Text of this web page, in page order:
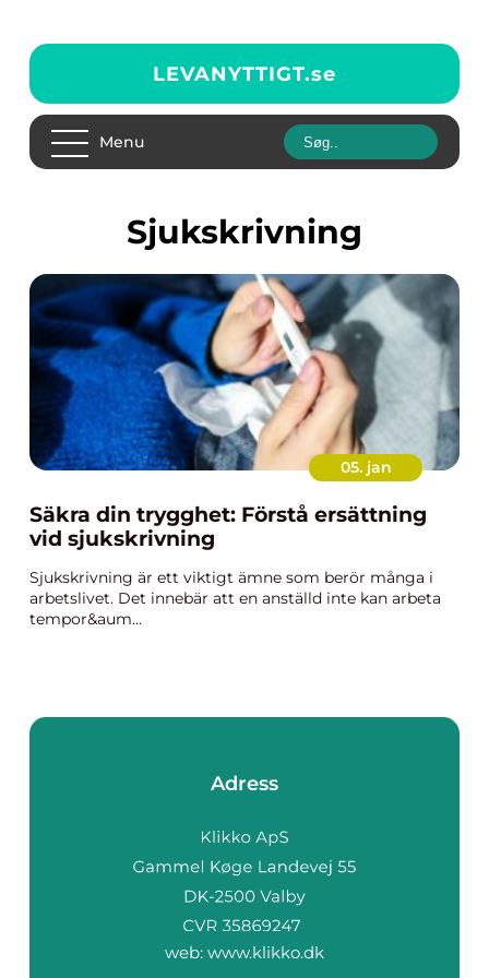
LEVANYTTIGT.se
Menu
sjukskrivning
05. jan
Säkra din trygghet: Förstå ersättning
vid sjukskrivning
Sjukskrivning är ett viktigt ämne som berör många i
arbetslivet. Det innebär att en anställd inte kan arbeta
tempor&aum...
Adress
web: www.klikko.dk